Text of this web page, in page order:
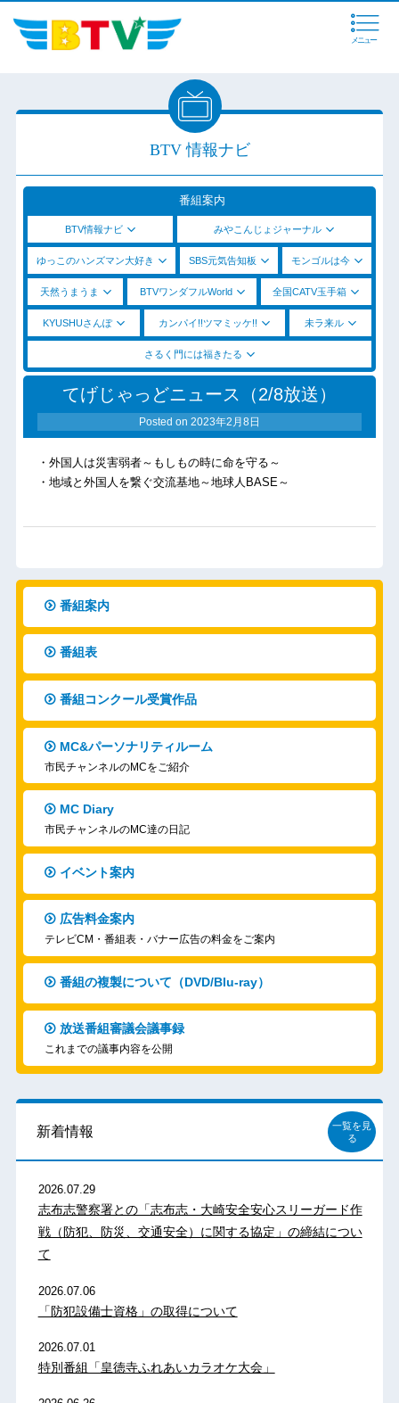
メニュー
BTV 情報ナビ
番組案内
BTV情報ナビ みやこんじょジャーナル
ゆっこのハンズマン大好き SBS元気告知板 モンゴルは今
天然うまうま BTVワンダフルWorld 全国CATV玉手箱
KYUSHUさんぽ カンパイ!!ツマミッケ!! 未ラ来ル
さるく門には福きたる
てげじゃっどニュース（2/8放送）
Posted on 2023年2月8日
・外国人は災害弱者～もしもの時に命を守る～
・地域と外国人を繋ぐ交流基地～地球人BASE～
番組案内
番組表
番組コンクール受賞作品
MC&パーソナリティルーム
市民チャンネルのMCをご紹介
MC Diary
市民チャンネルのMC達の日記
イベント案内
広告料金案内
テレビCM・番組表・バナー広告の料金をご案内
番組の複製について（DVD/Blu-ray）
放送番組審議会議事録
これまでの議事内容を公開
新着情報
一覧を見
る
2026.07.29
志布志警察署との「志布志・大崎安全安心スリーガード作
戦（防犯、防災、交通安全）に関する協定」の締結につい
て
2026.07.06
「防犯設備士資格」の取得について
2026.07.01
特別番組「皇徳寺ふれあいカラオケ大会」